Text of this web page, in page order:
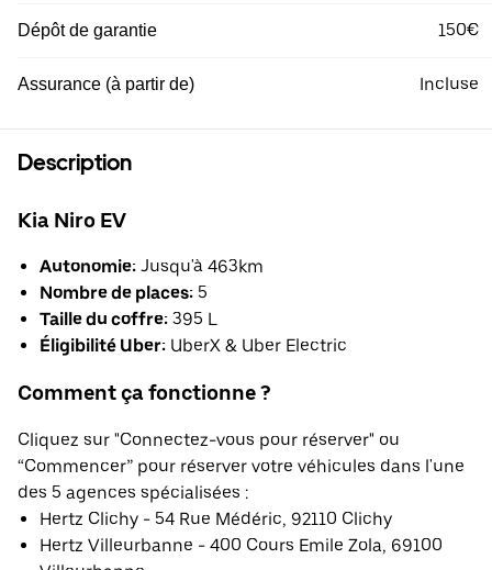
Dépôt de garantie 150€
Assurance (à partir de) Incluse
Description
Kia Niro EV
Autonomie: Jusqu'à 463km
Nombre de places: 5
Taille du coffre: 395 L
Éligibilité Uber: UberX & Uber Electric
Comment ça fonctionne ?
Cliquez sur "Connectez-vous pour réserver" ou
“Commencer” pour réserver votre véhicules dans l'une
des 5 agences spécialisées :
Hertz Clichy - 54 Rue Médéric, 92110 Clichy
Hertz Villeurbanne - 400 Cours Emile Zola, 69100